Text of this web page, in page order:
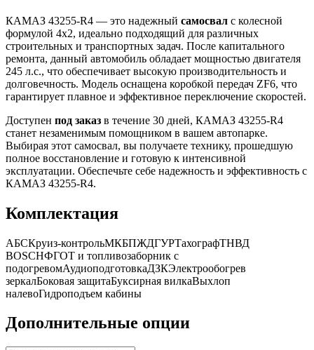
КАМАЗ 43255-R4 — это надежный самосвал с колесной
формулой 4х2, идеально подходящий для различных
строительных и транспортных задач. После капитального
ремонта, данный автомобиль обладает мощностью двигателя
245 л.с., что обеспечивает высокую производительность и
долговечность. Модель оснащена коробкой передач ZF6, что
гарантирует плавное и эффективное переключение скоростей.
Доступен под заказ в течение 30 дней, КАМАЗ 43255-R4
станет незаменимым помощником в вашем автопарке.
Выбирая этот самосвал, вы получаете технику, прошедшую
полное восстановление и готовую к интенсивной
эксплуатации. Обеспечьте себе надежность и эффективность с
КАМАЗ 43255-R4.
Комплектация
АБСКруиз-контрольМКБПЖДГУРТахографТНВД
BOSCHФГОТ и топливозаборник с
подогревомАудиоподготовкаДЗКЭлектрообогрев
зеркалБоковая защитаБуксирная вилкаВыхлоп
налевоГидроподъем кабины
Дополнительные опции